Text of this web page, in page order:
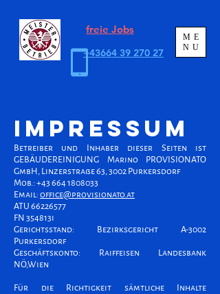
ME
NU
freie Jobs
+43664 39 270 27
IMPRESSUM
Betreiber und Inhaber dieser Seiten ist
GEBÄUDEREINIGUNG Marino PROVISIONATO
GmbH, Linzerstraße 63, 3002 Purkersdorf
Mob.: +43 664 1808033
Email: office@provisionato.at
ATU 66226577
FN 354813i
Gerichtsstand: Bezirksgericht A-3002
Purkersdorf
Geschäftskonto: Raiffeisen Landesbank
NÖ,Wien
Für die Richtigkeit sämtliche Inhalte